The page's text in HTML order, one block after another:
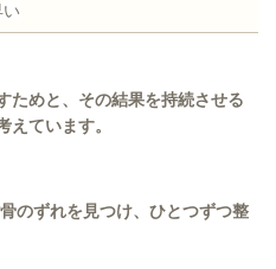
ためと、その結果を持続させる
えています。
のずれを見つけ、ひとつずつ整